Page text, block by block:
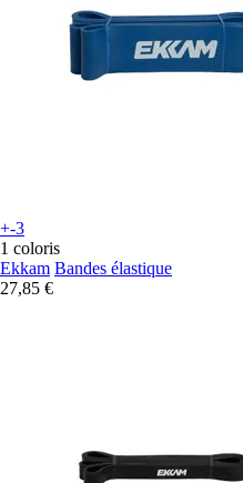
+-3
1 coloris
Ekkam Bandes élastique
27,85 €